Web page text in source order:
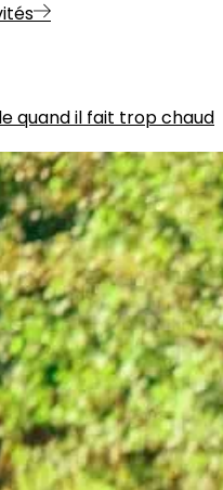
quand il fait trop chaud